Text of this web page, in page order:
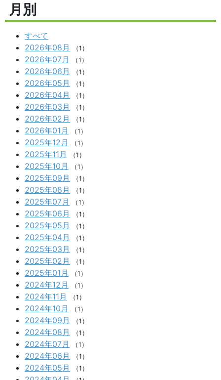
月別
すべて
2026年08月
（1）
2026年07月 （1）
2026年06月 （1）
2026年05月 （1）
2026年04月 （1）
2026年03月 （1）
2026年02月 （1）
2026年01月 （1）
2025年12月 （1）
2025年11月 （1）
2025年10月 （1）
2025年09月 （1）
2025年08月 （1）
2025年07月 （1）
2025年06月 （1）
2025年05月 （1）
2025年04月 （1）
2025年03月 （1）
2025年02月 （1）
2025年01月 （1）
2024年12月 （1）
2024年11月 （1）
2024年10月 （1）
2024年09月 （1）
2024年08月 （1）
2024年07月 （1）
2024年06月 （1）
2024年05月 （1）